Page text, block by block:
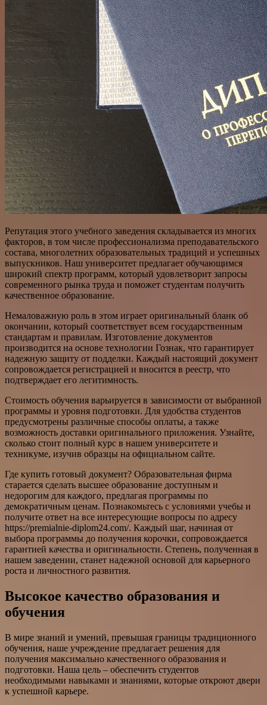
Репутация этого учебного заведения складывается из многих
факторов, в том числе профессионализма преподавательского
состава, многолетних образовательных традиций и успешных
выпускников. Наш университет предлагает обучающимся
широкий спектр программ, который удовлетворит запросы
современного рынка труда и поможет студентам получить
качественное образование.
Немаловажную роль в этом играет оригинальный бланк об
окончании, который соответствует всем государственным
стандартам и правилам. Изготовление документов
производится на основе технологии Гознак, что гарантирует
надежную защиту от подделки. Каждый настоящий документ
сопровождается регистрацией и вносится в реестр, что
подтверждает его легитимность.
Стоимость обучения варьируется в зависимости от выбранной
программы и уровня подготовки. Для удобства студентов
предусмотрены различные способы оплаты, а также
возможность доставки оригинального приложения. Узнайте,
сколько стоит полный курс в нашем университете и
техникуме, изучив образцы на официальном сайте.
Где купить готовый документ? Образовательная фирма
старается сделать высшее образование доступным и
недорогим для каждого, предлагая программы по
демократичным ценам. Познакомьтесь с условиями учебы и
получите ответ на все интересующие вопросы по адресу
https://premialnie-diplom24.com/. Каждый шаг, начиная от
выбора программы до получения корочки, сопровождается
гарантией качества и оригинальности. Степень, полученная в
нашем заведении, станет надежной основой для карьерного
роста и личностного развития.
Высокое качество образования и
обучения
В мире знаний и умений, превышая границы традиционного
обучения, наше учреждение предлагает решения для
получения максимально качественного образования и
подготовки. Наша цель – обеспечить студентов
необходимыми навыками и знаниями, которые откроют двери
к успешной карьере.